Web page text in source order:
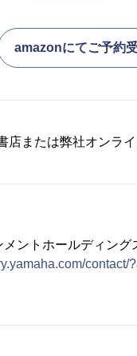
amazonにてご予約
店または弊社オンラ
ントホールディング
contact/